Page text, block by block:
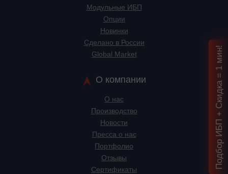
Модульные ИБП
Опции
Новинки
Сделано в России
Global Market
О компании
О нас
Производство
Новости
Пресса о нас
Портфолио
Отзывы
Сертификаты
Подбор ИБП + Скидка = 1 мин!